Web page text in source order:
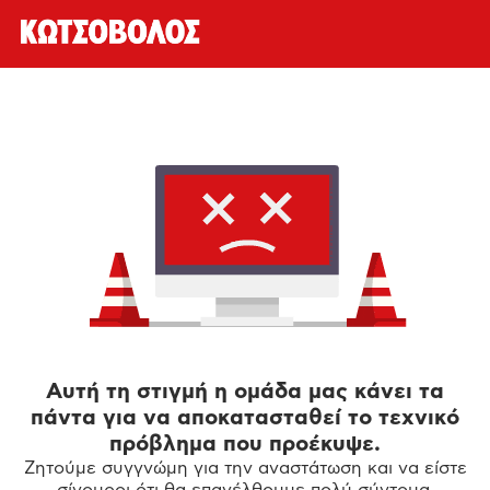
Αυτή τη στιγμή η ομάδα μας κάνει τα
πάντα για να αποκατασταθεί το τεχνικό
πρόβλημα που προέκυψε.
Ζητούμε συγγνώμη για την αναστάτωση και να είστε